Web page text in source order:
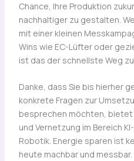
Chance, Ihre Produktion
nachhaltiger zu gestalten.
mit einer kleinen
Wins wie EC-Lüfter oder
ist das der schnellste Weg
Danke, dass Sie bis hierher
konkrete Fragen zur
besprechen möchten, bietet
und Vernetzung im Bereich
Robotik. Energie sparen ist
heute machbar und messbar.